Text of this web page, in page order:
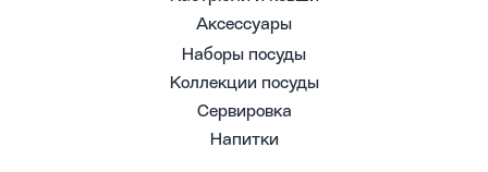
Аксессуары
Наборы посуды
Коллекции посуды
Сервировка
Напитки